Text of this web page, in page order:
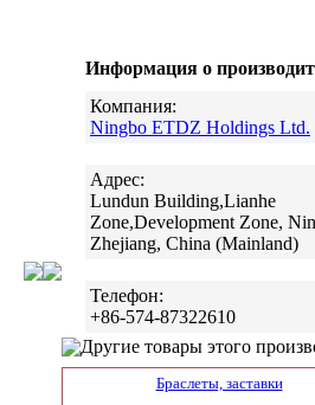
Информация о
Компания:
Ningbo ETDZ Holdings Ltd.
Адрес:
Lundun Building,Lianhe
Zone,Development Zone,
Zhejiang, China (Mainland)
Телефон:
+86-574-87322610
Другие товары этого
Браслеты, заставки